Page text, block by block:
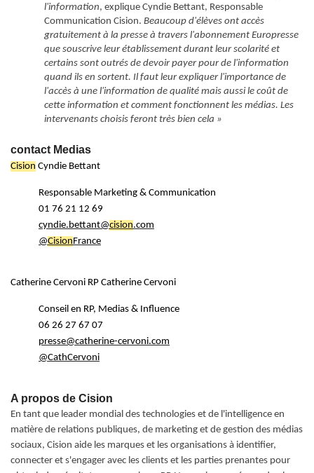
l'information, explique Cyndie Bettant, Responsable
Communication Cision. Beaucoup d'élèves ont accès
gratuitement à la presse à travers l'abonnement Europresse
que souscrive leur établissement durant leur scolarité et
certains sont outrés de devoir payer pour de l'information
quand ils en sortent. Il faut leur expliquer l'importance de
l'accès à unel'information de qualitémais aussi lecoût de
cette information et comment fonctionnent les médias. Les
intervenantschoisis feront très bien cela »
contact Medias
Cision Cyndie Bettant
Responsable Marketing & Communication
01 76 21 12 69
cyndie.bettant@cision.com
@CisionFrance
Catherine Cervoni RP Catherine Cervoni
Conseil en RP, Medias & Influence
06 26 27 67 07
presse@catherine-cervoni.com
@CathCervoni
A propos de Cision
En tant que leader mondial des technologies et de l'intelligence en
matière de relations publiques, de marketing et de gestion des médias
sociaux, Cision aide les marques et les organisations à identifier,
connecter et s'engager avec les clients et les parties prenantes pour